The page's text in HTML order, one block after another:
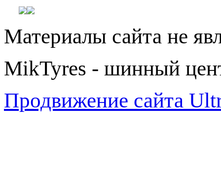
Материалы сайта не
MikTyres - шинный
Продвижение сайта